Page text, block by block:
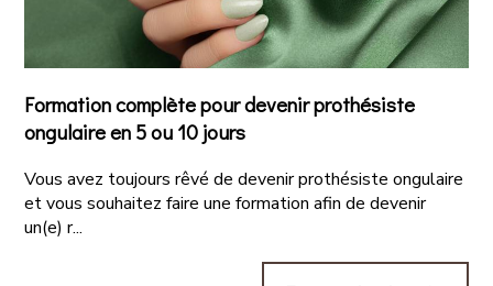
Formation complète pour devenir prothésiste
ongulaire en 5 ou 10 jours
Vous avez toujours rêvé de devenir prothésiste ongulaire
et vous souhaitez faire une formation afin de devenir
un(e) r...